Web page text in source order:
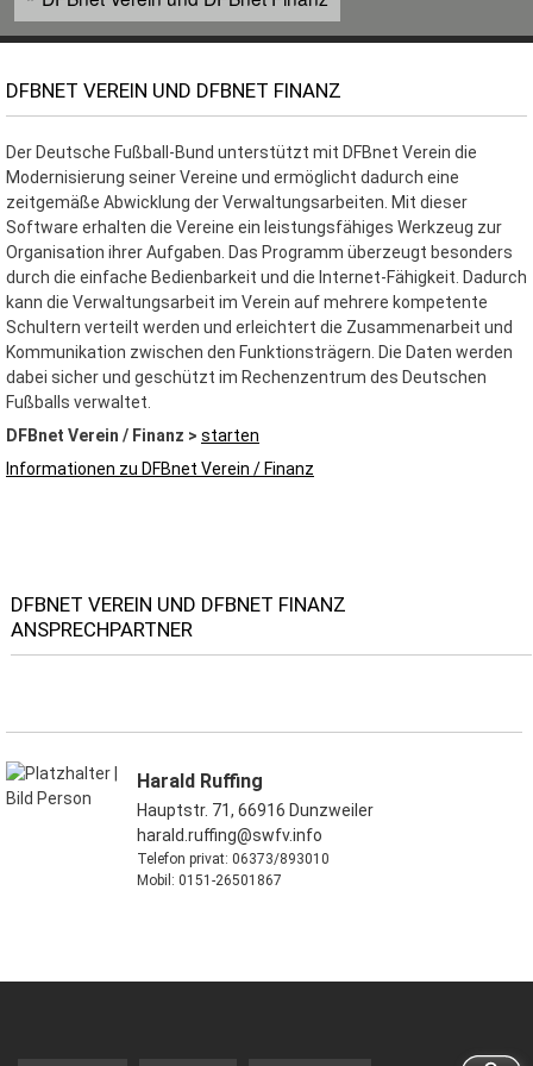
DFBNET VEREIN UND DFBNET FINANZ
Der Deutsche Fußball-Bund unterstützt mit DFBnet Verein die
Modernisierung seiner Vereine und ermöglicht dadurch eine
zeitgemäße Abwicklung der Verwaltungsarbeiten. Mit dieser
Software erhalten die Vereine ein leistungsfähiges Werkzeug zur
Organisation ihrer Aufgaben. Das Programm überzeugt besonders
durch die einfache Bedienbarkeit und die Internet-Fähigkeit. Dadurch
kann die Verwaltungsarbeit im Verein auf mehrere kompetente
Schultern verteilt werden und erleichtert die Zusammenarbeit und
Kommunikation zwischen den Funktionsträgern. Die Daten werden
dabei sicher und geschützt im Rechenzentrum des Deutschen
Fußballs verwaltet.
DFBnet Verein / Finanz > starten
Informationen zu DFBnet Verein / Finanz
DFBNET VEREIN UND DFBNET FINANZ
ANSPRECHPARTNER
Harald Ruffing
Hauptstr. 71, 66916 Dunzweiler
harald.ruffing@swfv.info
Telefon privat: 06373/893010
Mobil: 0151-26501867